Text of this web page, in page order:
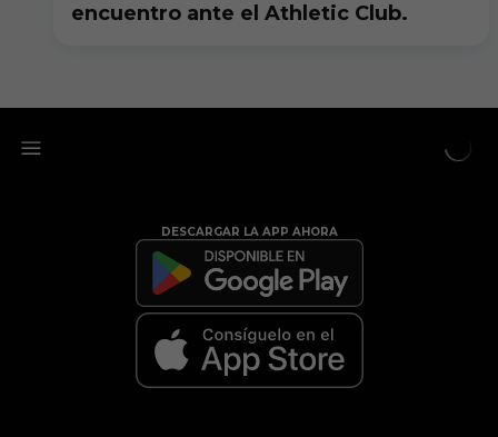
encuentro ante el Athletic Club.
DESCARGAR LA APP AHORA